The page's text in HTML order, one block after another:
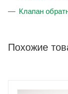
Клапан
Похожие